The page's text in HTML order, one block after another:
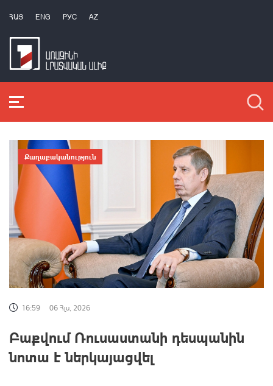
ՀԱՅ ENG РУС AZ
Քաղաքականություն
16:59 06 Հլս, 2026
Բաքվում Ռուսաստանի դեսպանին
նոտա է ներկայացվել